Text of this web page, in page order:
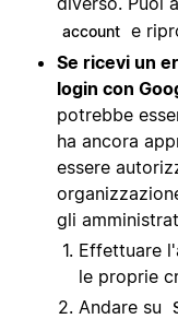
account e
Se ricevi un
login con
potrebbe
ha ancora
essere
gli
Effettuare
le proprie
Andare su